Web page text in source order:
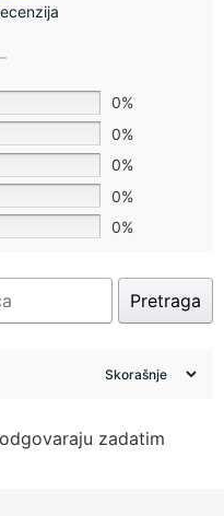
0%
0%
0%
0%
0%
Pretraga
zadatim